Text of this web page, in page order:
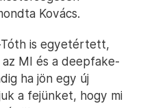
Kovács.
Tóth is egyetértett,
MI és a deepfake-
ha jön egy új
a fejünket, hogy mi